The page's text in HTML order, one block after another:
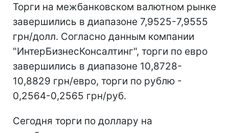
Торги на межбанковском валютном рынке
завершились в диапазоне 7,9525-7,9555
грн/долл. Согласно данным компании
"ИнтерБизнесКонсалтинг", торги по евро
завершились в диапазоне 10,8728-
10,8829 грн/евро, торги по рублю -
0,2564-0,2565 грн/руб.
Сегодня торги по доллару на